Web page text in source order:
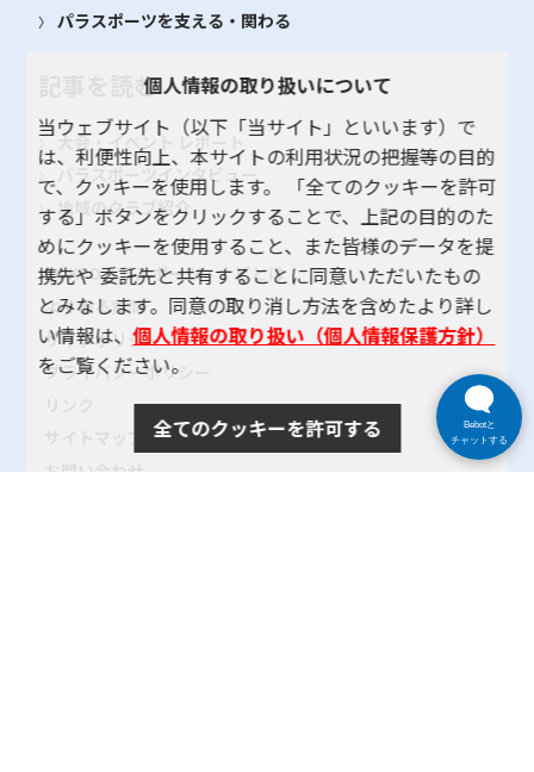
パラスポーツを支える・関わる
記事を読む
大会・イベント レポート
パラスポーツインタビュー
地域のクラブ紹介
TOKYOパラスポーツ・ナビとは
よくある質問
サイトポリシー
プライバシーポリシー
お問い合わせ
個人情報の取り扱いについて
当ウェブサイト（以下「当サイト」といいます）で
は、利便性向上、本サイトの利用状況の把握等の目的
で、クッキーを使用します。 「全てのクッキーを許可
する」ボタンをクリックすることで、上記の目的のた
めにクッキーを使用すること、また皆様のデータを提
携先や 委託先と共有することに同意いただいたもの
とみなします。同意の取り消し方法を含めたより詳し
い情報は、個人情報の取り扱い（個人情報保護方針）
をご覧ください。
全てのクッキーを許可する
Bebotと
チャットする